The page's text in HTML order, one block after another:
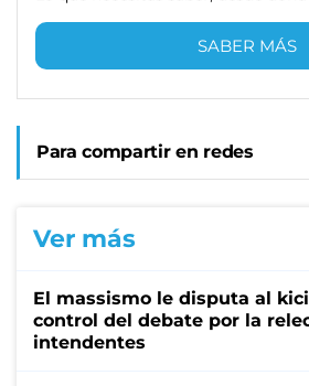
SABER MÁS
Para compartir en redes
Ver más
El massismo le disputa al
control del debate por la
intendentes